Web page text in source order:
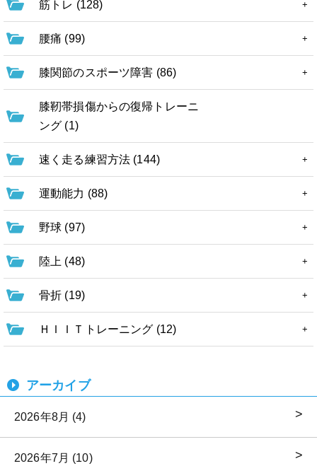
筋トレ (128)
腰痛 (99)
膝関節のスポーツ障害 (86)
膝靭帯損傷からの復帰トレーニ
ング (1)
速く走る練習方法 (144)
運動能力 (88)
野球 (97)
陸上 (48)
骨折 (19)
ＨＩＩＴトレーニング (12)
アーカイブ
2026年8月 (4)
2026年7月 (10)